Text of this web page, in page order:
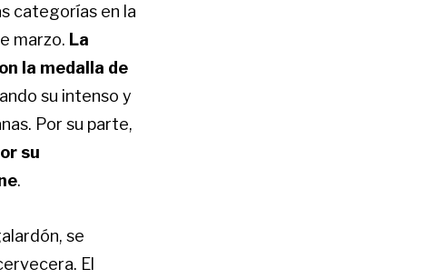
categorías en la
marzo. La
la medalla de
su intenso y
Por su parte,
su
.
se
El